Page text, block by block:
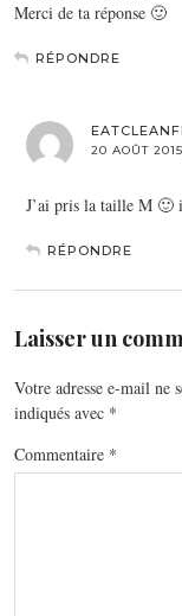
Merci de ta réponse 🙂
RÉPONDRE
20 AOÛT
J’ai pris la taille M 🙂
RÉPONDRE
Laisser un
Votre adresse e-mail ne
indiqués avec *
Commentaire *